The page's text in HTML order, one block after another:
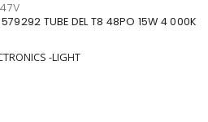
579292 TUBE DEL T8 48PO 15W 4 000K
-LIGHT